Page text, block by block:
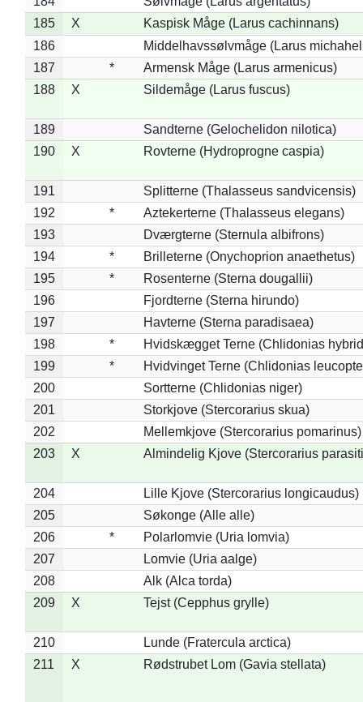
185
X
Kaspisk Måge (Larus cachinnans)
186
Middelhavssølvmåge (Larus
187
*
Armensk Måge (Larus armenicus)
188
X Sildemåge (Larus fuscus)
189
Sandterne (Gelochelidon nilotica)
190
X Rovterne (Hydroprogne caspia)
191
Splitterne (Thalasseus sandvicensis)
192
*
Aztekerterne (Thalasseus elegans)
193
Dværgterne (Sternula albifrons)
194
*
Brilleterne (Onychoprion anaethetus)
195
*
Rosenterne (Sterna dougallii)
196
Fjordterne (Sterna hirundo)
197
Havterne (Sterna paradisaea)
198
*
Hvidskægget Terne (Chlidonias
199
*
Hvidvinget Terne (Chlidonias
200
Sortterne (Chlidonias niger)
201
Storkjove (Stercorarius skua)
202
Mellemkjove (Stercorarius pomarinus)
203
X Almindelig Kjove (Stercorarius
204
Lille Kjove (Stercorarius longicaudus)
205
Søkonge (Alle alle)
206
*
Polarlomvie (Uria lomvia)
207
Lomvie (Uria aalge)
208
Alk (Alca torda)
209
X Tejst (Cepphus grylle)
210
Lunde (Fratercula arctica)
211
X Rødstrubet Lom (Gavia stellata)